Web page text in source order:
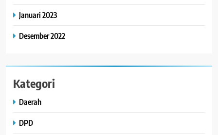
Januari 2023
Desember 2022
Kategori
Daerah
DPD